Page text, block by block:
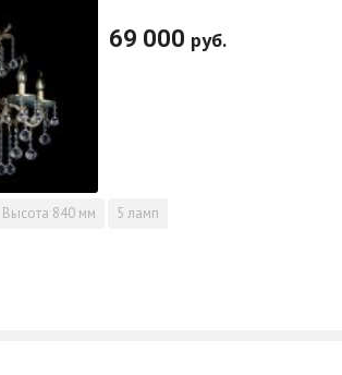
69 000 руб.
Высота 840 мм 5 ламп